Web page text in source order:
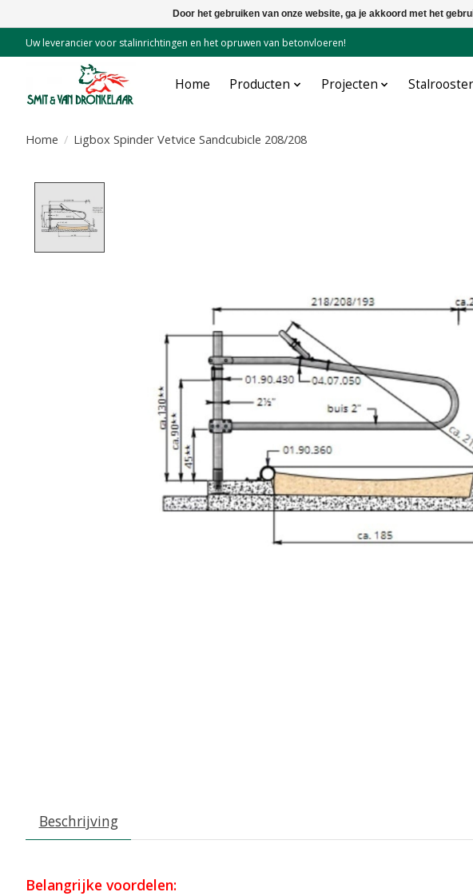
Uw leverancier voor stalinrichtingen en het opruwen van betonvloeren!
Home Producten Projecten
Home / Ligbox Spinder Vetvice Sandcubicle 208/208
Beschrijving
Belangrijke voordelen:
Door het gebruiken van onze website, ga je akkoord met het